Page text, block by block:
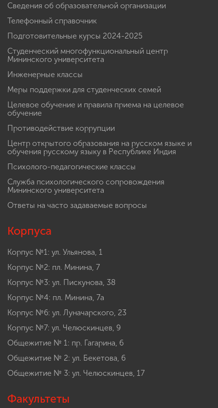
Сведения об образовательной организации
Телефонный справочник
Подготовительные курсы 2024-2025
Студенческий многофункциональный центр
Мининского университета
Инженерные классы
Меры поддержки для студенческих семей
Целевое обучение и правила приема на целевое
обучение
Противодействие коррупции
Центр открытого образования на русском языке и
обучения русскому языку в Республике Индия
Психолого-педагогические классы
Служба психологического сопровождения
Мининского университета
Ответы на часто задаваемые вопросы
Корпуса
Корпус №1: ул. Ульянова, 1
Корпус №2: пл. Минина, 7
Корпус №3: ул. Пискунова, 38
Корпус №4: пл. Минина, 7а
Корпус №6: ул. Луначарского, 23
Корпус №7: ул. Челюскинцев, 9
Общежитие № 1: пр. Гагарина, 6
Общежитие № 2: ул. Бекетова, 6
Общежитие № 3: ул. Челюскинцев, 17
Факультеты